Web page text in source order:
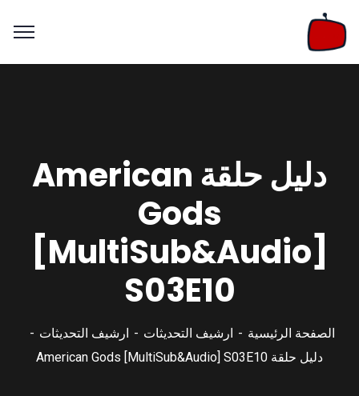
دليل حلقة American
Gods
[MultiSub&Audio]
S03E10
الصفحة الرئيسية ارشيف التحديثات
ارشيف التحديثات
دليل حلقة American Gods [MultiSub&Audio] S03E10